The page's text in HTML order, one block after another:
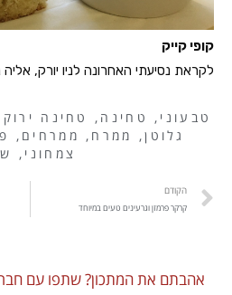
קופי קייק
לקראת נסיעתי האחרונה לניו יורק,
טבעוני , טחינה , טחינה
גלוטן, ממרח , ממרחים ,
צמחוני ,
הקודם
קרקר פרמזן וגרעינים טעים במיוחד
אהבתם את המתכון? שתפו עם